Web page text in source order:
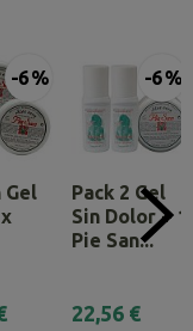
-6 %
Gel
-6 %
Pack 2 Gel
Sin Dolor + 1
Pie San...
22,56 €